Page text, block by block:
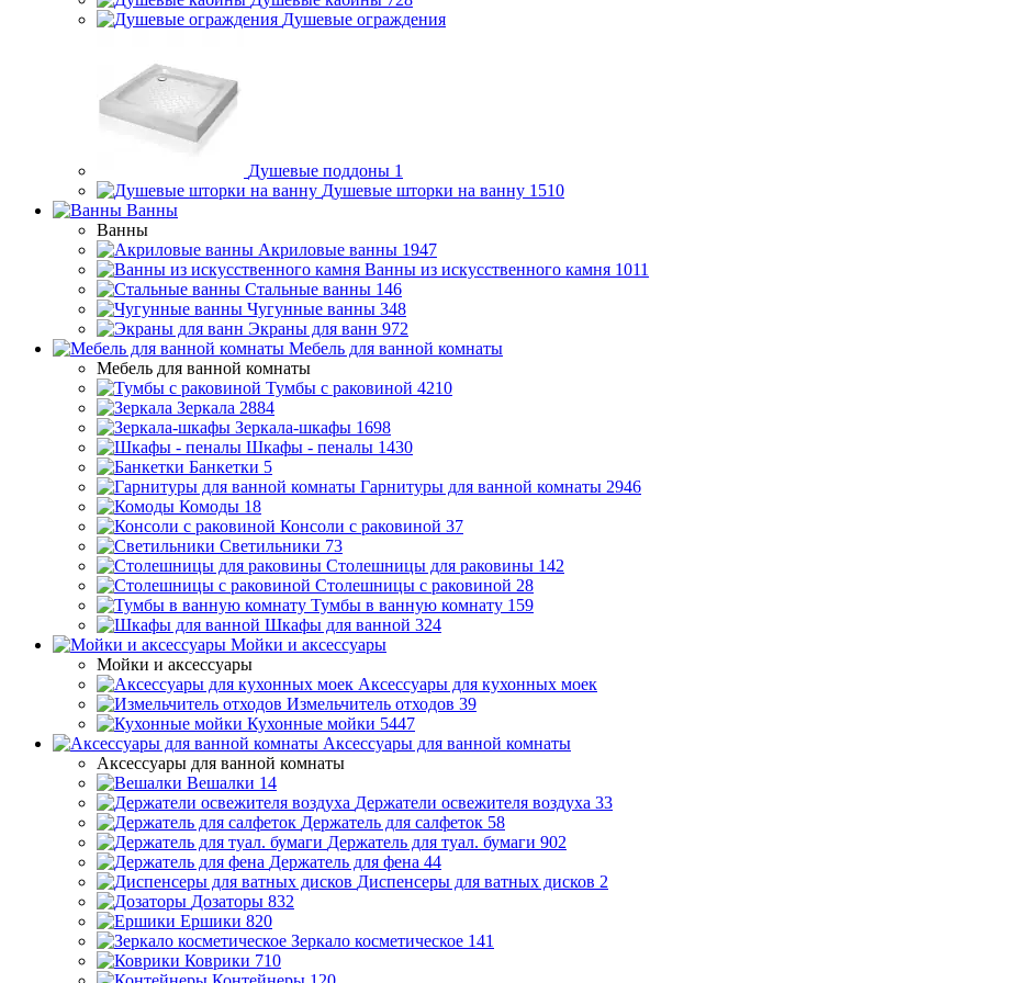
Душевые ограждения
Душевые поддоны 1
Душевые шторки на ванну 1510
Ванны
Ванны
Акриловые ванны 1947
Ванны из искусственного камня 1011
Стальные ванны 146
Чугунные ванны 348
Экраны для ванн 972
Мебель для ванной комнаты
Мебель для ванной комнаты
Тумбы с раковиной 4210
Зеркала 2884
Зеркала-шкафы 1698
Шкафы - пеналы 1430
Банкетки 5
Гарнитуры для ванной комнаты 2946
Комоды 18
Консоли с раковиной 37
Светильники 73
Столешницы для раковины 142
Столешницы с раковиной 28
Тумбы в ванную комнату 159
Шкафы для ванной 324
Мойки и аксессуары
Мойки и аксессуары
Аксессуары для кухонных моек
Измельчитель отходов 39
Кухонные мойки 5447
Аксессуары для ванной комнаты
Аксессуары для ванной комнаты
Вешалки 14
Держатели освежителя воздуха 33
Держатель для салфеток 58
Держатель для туал. бумаги 902
Держатель для фена 44
Диспенсеры для ватных дисков 2
Дозаторы 832
Ершики 820
Зеркало косметическое 141
Коврики 710